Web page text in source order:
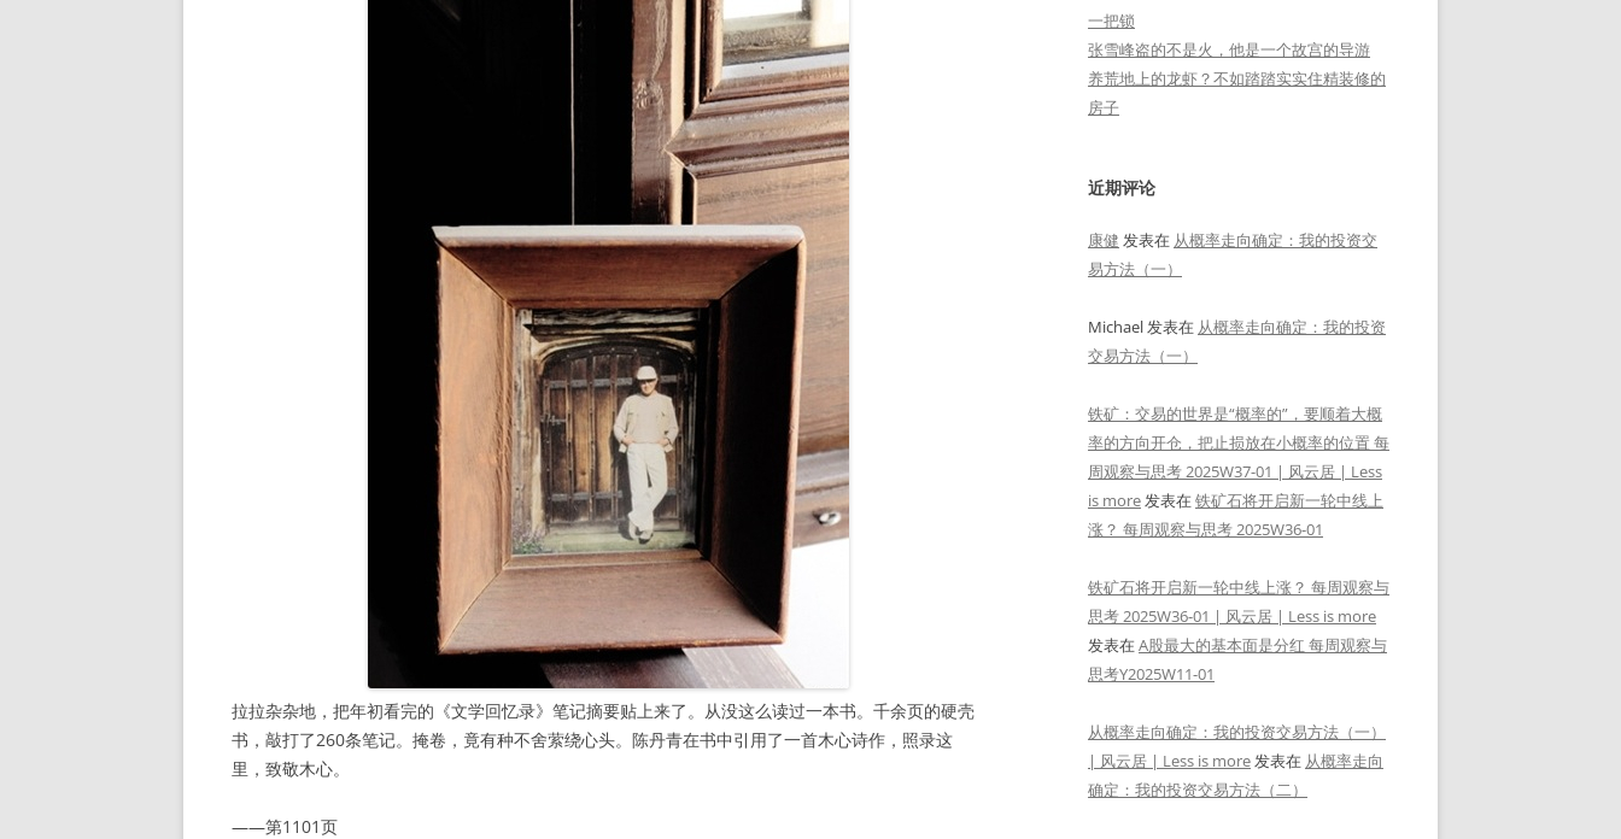
拉拉杂杂地，把年初看完的《文学回忆录》笔记摘要贴上来了。从没这么读过一本书。千余页的硬壳
书，敲打了260条笔记。掩卷，竟有种不舍萦绕心头。陈丹青在书中引用了一首木心诗作，照录这
里，致敬木心。
——第1101页
一把锁
张雪峰盗的不是火，他是一个故宫的导游
养荒地上的龙虾？不如踏踏实实住精装修的
房子
近期评论
康健 发表在 从概率走向确定：我的投资交
易方法（一）
Michael发表在 从概率走向确定：我的投资
交易方法（一）
铁矿：交易的世界是“概率的”，要顺着大概
率的方向开仓，把止损放在小概率的位置 每
周观察与思考 2025W37-01 | 风云居 | Less
is more发表在铁矿石将开启新一轮中线上
涨？ 每周观察与思考 2025W36-01
铁矿石将开启新一轮中线上涨？ 每周观察与
思考 2025W36-01 | 风云居 | Less is more
发表在A股最大的基本面是分红 每周观察与
思考Y2025W11-01
从概率走向确定：我的投资交易方法（一）
| 风云居 | Less is more发表在 从概率走向
确定：我的投资交易方法（二）